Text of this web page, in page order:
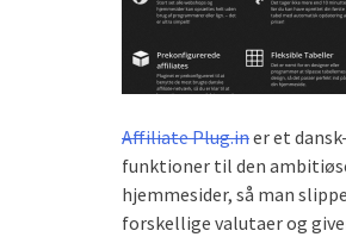
Affiliate Plug.iner et
funktioner til den
hjemmesider, så man
forskellige valutaer og